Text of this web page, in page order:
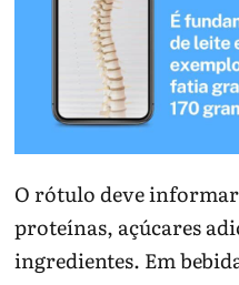
O rótulo deve
proteínas, açúcares
ingredientes. Em